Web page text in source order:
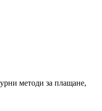
методи за плащане,